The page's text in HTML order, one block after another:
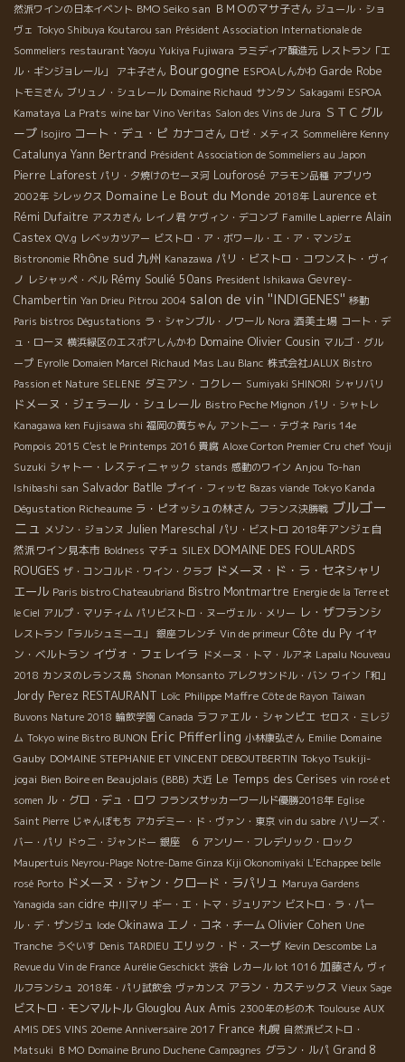
然派ワインの日本イベント BMO Seiko san ＢＭＯのマサ子さん ジュール・ショ
ヴェ Tokyo Shibuya Koutarou san Président Association Internationale de
Sommeliers restaurant Yaoyu Yukiya Fujiwara ラミディア醸造元 レストラン「エ
ル・ギンジョレール」
アキ子さん Bourgogne ESPOAしんかわ Garde Robe
トモミさん ブリュノ・シュレール Domaine Richaud サンタン Sakagami ESPOA
Kamataya La Prats wine bar Vino Veritas Salon des Vins de Jura ＳＴＣグル
ープ Isojiro コート・デュ・ピ カナコさん ロゼ・メティス Sommelière Kenny
Catalunya Yann Bertrand Président Association de Sommeliers au Japon
Pierre Laforest パリ・夕焼けのセーヌ河 Louforosé アラモン品種 アブリウ
2002年 シレックス Domaine Le Bout du Monde 2018年 Laurence et
Rémi Dufaitre アスカさん レイノ君 ケヴィン・デコンブ Famille Lapierre Alain
Castex QV.g レベッカツアー ビストロ・ア・ボワール・エ・ア・マンジェ
Bistronomie Rhône sud 九州 Kanazawa パリ・ビストロ・コワンスト・ヴィ
ノ レシャッペ・ベル Rémy Soulié 50ans President Ishikawa Gevrey-
Chambertin Yan Drieu Pitrou 2004 salon de vin ''INDIGENES'' 移動
Paris bistros Dégustations ラ・シャンブル・ノワール Nora 酒美土場 コート・デ
ュ・ローヌ 横浜緑区のエスポアしんかわ Domaine Olivier Cousin マルゴ・グル
ープ Eyrolle Domaien Marcel Richaud Mas Lau Blanc 株式会社JALUX Bistro
Passion et Nature SELENE ダミアン・コクレー Sumiyaki SHINORI シャリバリ
ドメーヌ・ジェラール・シュレール Bistro Peche Mignon パリ・シャトレ
Kanagawa ken Fujisawa shi 福岡の黄ちゃん アントニー・テヴネ Paris 14e
Pompois 2015 C'est le Printemps 2016 貴腐 Aloxe Corton Premier Cru chef Youji
Suzuki シャトー・レスティニャック stands 感動のワイン Anjou To-han
Ishibashi san Salvador Batlle プイイ・フィッセ Bazas viande Tokyo Kanda
Dégustation Richeaume ラ・ピオッシュの林さん フランス決勝戦 ブルゴー
ニュ メゾン・ジョンヌ Julien Mareschal パリ・ビストロ 2018年アンジェ自
然派ワイン見本市 Boldness マチュ SILEX DOMAINE DES FOULARDS
ROUGES ザ・コンコルド・ワイン・クラブ ドメーヌ・ド・ラ・セネシャリ
エール Paris bistro Chateaubriand Bistro Montmartre Energie de la Terre et
le Ciel アルプ・マリティム パリビストロ・ヌーヴェル・メリー レ・ザフランシ
レストラン「ラルシュミーユ」 銀座フレンチ Vin de primeur Côte du Py イヤ
ン・ベルトラン イヴォ・フェレイラ ドメーヌ・トマ・ルアネ Lapalu Nouveau
2018 カンヌのレランス島 Shonan Monsanto アレクサンドル・バン ワイン「和」
Jordy Perez RESTAURANT Loïc Philippe Maffre Côte de Rayon Taiwan
Buvons Nature 2018 輪飲学園 Canada ラファエル・シャンピエ セロス・ミレジ
ム Tokyo wine Bistro BUNON Eric Pfifferling 小林康弘さん Emilie Domaine
Gauby DOMAINE STEPHANIE ET VINCENT DEBOUTBERTIN Tokyo Tsukiji-
jogai Bien Boire en Beaujolais (BBB) 大近 Le Temps des Cerises vin rosé et
somen ル・グロ・デュ・ロワ フランスサッカーワールド優勝2018年 Eglise
Saint Pierre じゃんぼもち アカデミー・ド・ヴァン・東京 vin du sabre ハリーズ・
バー・パリ ドゥニ・ジャンドー 銀座 ６ アンリー・フレデリック・ロック
Maupertuis Neyrou-Plage Notre-Dame Ginza Kiji Okonomiyaki L'Echappee belle
rosé Porto ドメーヌ・ジャン・クロード・ラパリュ Maruya Gardens
Yanagida san cidre 中川マリ ギー・エ・トマ・ジュリアン ビストロ・ラ・パー
ル・デ・ザンジュ Iode Okinawa エノ・コネ・チーム Olivier Cohen Une
Tranche うぐいす Denis TARDIEU エリック・ド・スーザ Kevin Descombe La
Revue du Vin de France Aurélie Geschickt 渋谷 レカール lot 1016 加藤さん ヴィ
ルフランシュ 2018年・パリ試飲会 ヴァカンス アラン・カステックス Vieux Sage
ビストロ・モンマルトル Glouglou Aux Amis 2300年の杉の木 Toulouse AUX
AMIS DES VINS 20eme Anniversaire 2017 France 札幌 自然派ビストロ・
Matsuki ＢＭО Domaine Bruno Duchene Campagnes グラン・ルパ Grand 8